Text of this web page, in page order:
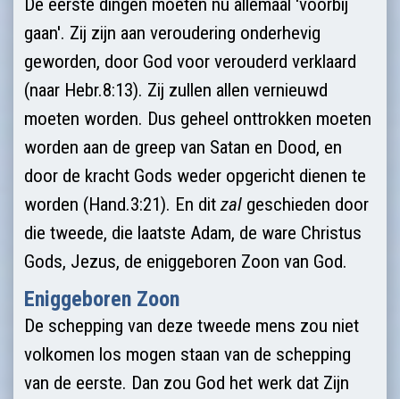
De eerste dingen moeten nu allemaal 'voorbij
gaan'. Zij zijn aan veroude­ring onderhevig
geworden, door God voor verouderd verklaard
(naar Hebr.8:13). Zij zullen allen vernieuwd
moeten worden. Dus geheel onttrokken moeten
worden aan de greep van Satan en Dood, en
door de kracht Gods weder opgericht dienen te
worden (Hand.3:21). En dit zal geschieden door
die tweede, die laatste Adam, de ware Christus
Gods, Jezus, de eniggeboren Zoon van God.
Eniggeboren Zoon
De schepping van deze tweede mens zou niet
volkomen los mogen staan van de schepping
van de eerste. Dan zou God het werk dat Zijn